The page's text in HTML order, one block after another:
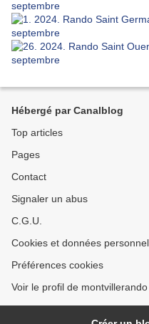
Hébergé par Canalblog
Top articles
Pages
Contact
Signaler un abus
C.G.U.
Cookies et données
Préférences cookies
Voir le profil de